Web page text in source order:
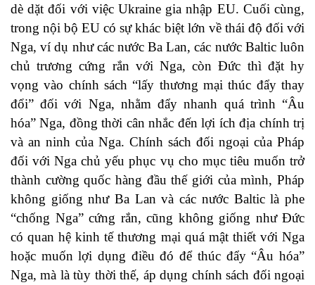
dè dặt đối với việc Ukraine gia nhập EU. Cuối cùng,
trong nội bộ EU có sự khác biệt lớn về thái độ đối với
Nga, ví dụ như các nước Ba Lan, các nước Baltic luôn
chủ trương cứng rắn với Nga, còn Đức thì đặt hy
vọng vào chính sách “lấy thương mại thúc đẩy thay
đổi” đối với Nga, nhằm đẩy nhanh quá trình “Âu
hóa” Nga, đồng thời cân nhắc đến lợi ích địa chính trị
và an ninh của Nga. Chính sách đối ngoại của Pháp
đối với Nga chủ yếu phục vụ cho mục tiêu muốn trở
thành cường quốc hàng đầu thế giới của mình, Pháp
không giống như Ba Lan và các nước Baltic là phe
“chống Nga” cứng rắn, cũng không giống như Đức
có quan hệ kinh tế thương mại quá mật thiết với Nga
hoặc muốn lợi dụng điều đó để thúc đẩy “Âu hóa”
Nga, mà là tùy thời thế, áp dụng chính sách đối ngoại